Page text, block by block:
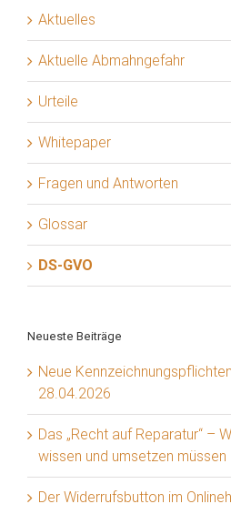
Aktuelles
Aktuelle Abmahngefahr
Urteile
Whitepaper
Fragen und Antworten
Glossar
DS-GVO
Neueste Beiträge
Neue
28.04.2026
Das „Recht auf Reparatur“ –
wissen und umsetzen müssen
Der Widerrufsbutton im